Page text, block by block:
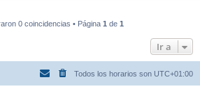
0 coincidencias • Página 1 de 1
Ir a
Todos los horarios son UTC+01:00